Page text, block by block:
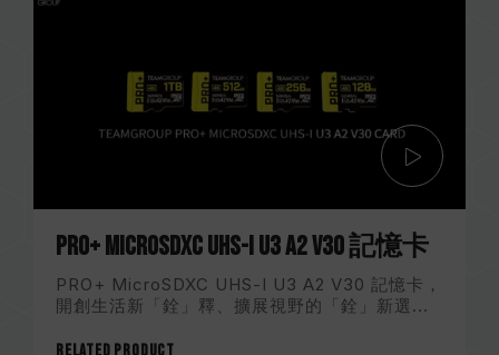
PRO+ MicroSDXC UHS-I U3 A2 V30 記憶卡
PRO+ MicroSDXC UHS-I U3 A2 V30 記憶卡，
開創生活新「銓」釋、擴展視野的「銓」新選...
Related Product